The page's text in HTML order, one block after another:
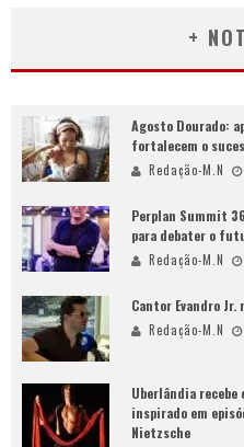
+
Agosto Dourado:
fortalecem o
Redação-M.N
Perplan Summit
para debater o
Redação-M.N
Cantor Evandro Jr.
Redação-M.N
Uberlândia
inspirado em
Nietzsche